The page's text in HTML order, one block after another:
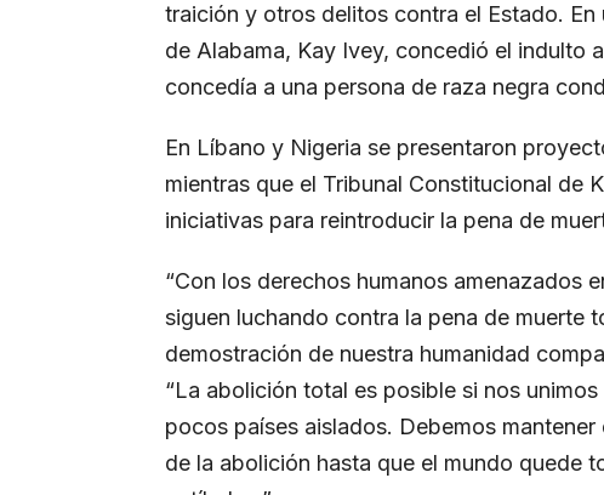
traición y otros delitos contra el Estado.
de Alabama, Kay Ivey, concedió el indulto
concedía a una persona de raza negra
En Líbano y Nigeria se presentaron
mientras que el Tribunal Constitucional de
iniciativas para reintroducir la pena de
“Con los derechos humanos amenazados
siguen luchando contra la pena de muerte
demostración de nuestra humanidad
“La abolición total es posible si nos
pocos países aislados. Debemos
de la abolición hasta que el mundo quede